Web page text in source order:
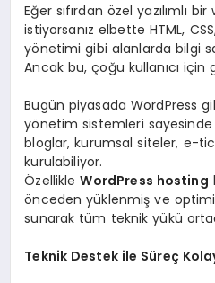
Eğer sıfırdan özel yazılımlı
istiyorsanız elbette HTML,
yönetimi gibi alanlarda bilgi
Ancak bu, çoğu kullanıcı için
Bugün piyasada WordPress
yönetim sistemleri
bloglar, kurumsal siteler, e-
kurulabiliyor.
ÖzellikleWordPress hosting
önceden yüklenmiş ve
sunarak tüm teknik yükü
Teknik Destek ile Süreç